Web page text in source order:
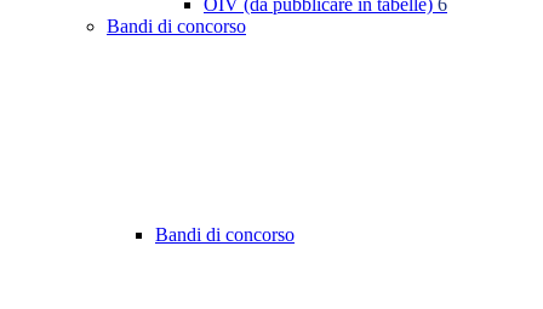
OIV (da pubblicare in tabelle) 6
Bandi di concorso
Bandi di concorso